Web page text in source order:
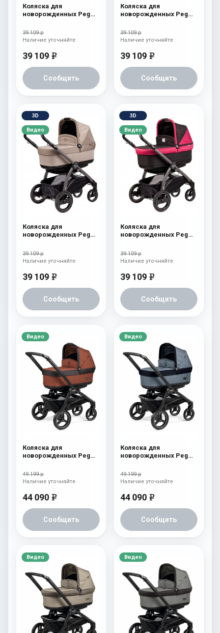
Коляска для
новорожденных Peg
(шасси Jet) atmosphere
39 109 р
39 109 e
Сообщить
Наличие уточняйте
Коляска для
новорожденных Peg
(шасси Jet)
aquamarine
39 109 р
39 109 e
Сообщить
Наличие уточняйте
3D
Видео
Коляска для
новорожденных Peg
(шасси Jet) Cream
39 109 р
39 109 e
Сообщить
Наличие уточняйте
3D
Видео
Коляска для
новорожденных Peg
(шасси Jet) Fleur
39 109 р
39 109 e
Сообщить
Наличие уточняйте
Видео
Коляска для
новорожденных Peg
Terracotta
49 199 р
44 090 e
Сообщить
Наличие уточняйте
Видео
Коляска для
новорожденных Peg
Horizon
49 199 р
44 090 e
Сообщить
Наличие уточняйте
Видео Видео